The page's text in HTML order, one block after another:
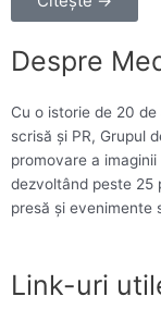
Despre
Cu o istorie de 20
scrisă și PR, Grupul
promovare a
dezvoltând peste 25
presă și evenimente
Link-uri